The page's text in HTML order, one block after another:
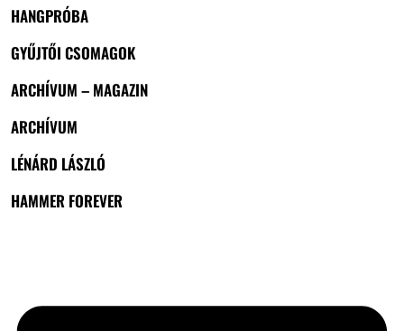
HANGPRÓBA
GYŰJTŐI CSOMAGOK
ARCHÍVUM – MAGAZIN
ARCHÍVUM
LÉNÁRD LÁSZLÓ
HAMMER FOREVER